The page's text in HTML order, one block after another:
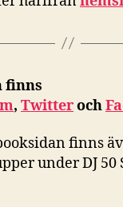
finns
, Twitteroch
finns
under DJ 50